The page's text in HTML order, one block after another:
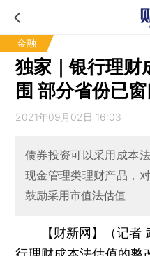
金融
独家｜银行理财
围 部分省份已
2021年09月02日 16:03
债券投资可以采用成本
现金管理类理财产品，
鼓励采用市值法估值
【财新网】（记者